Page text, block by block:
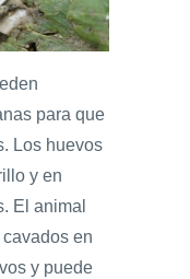
para que
Los huevos
y en
El animal
en
y puede